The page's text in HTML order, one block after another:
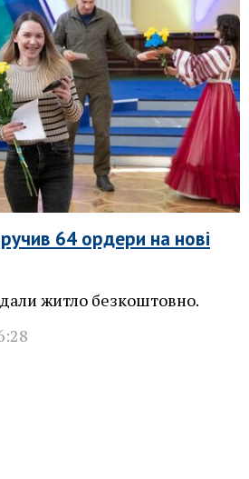
64 ордери на нові
житло безкоштовно.